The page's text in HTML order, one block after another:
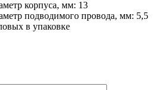
корпуса, мм: 13
подводимого провода, мм: 5,5
в упаковке